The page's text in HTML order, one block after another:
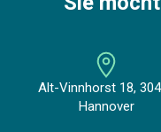
Alt-Vinnhorst 18,
Hannover